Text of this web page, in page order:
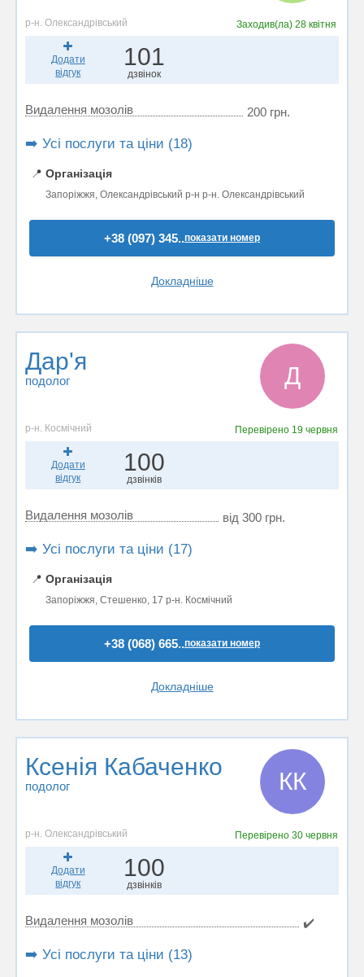
р-н. Олександрівський Заходив(ла)28 квітня
Додати
відгук
101
дзвінок
Видалення мозолів 200 грн.
➡️ Усі послуги та ціни (18)
📍 Організація
Запоріжжя, Олександрівський р-н р-н. Олександрівський
+38 (097) 345..показати номер
Докладніше
Дар'я
подолог Д
р-н. Космічний Перевірено 19 червня
Додати
відгук
100
дзвінків
Видалення мозолів від 300 грн.
➡️ Усі послуги та ціни (17)
📍 Організація
Запоріжжя, Стешенко, 17 р-н. Космічний
+38 (068) 665..показати номер
Докладніше
Ксенія Кабаченко
подолог КК
р-н. Олександрівський Перевірено30 червня
Додати
відгук
100
дзвінків
Видалення мозолів ✔️
➡️ Усі послуги та ціни (13)